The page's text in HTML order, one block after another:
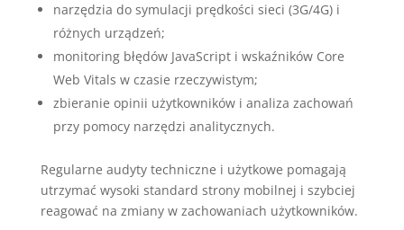
narzędzia do symulacji prędkości sieci (3G/4G) i
różnych urządzeń;
monitoring błędów JavaScript i wskaźników Core
Web Vitals w czasie rzeczywistym;
zbieranie opinii użytkowników i analiza zachowań
przy pomocy narzędzi analitycznych.
Regularne audyty techniczne i użytkowe pomagają
utrzymać wysoki standard strony mobilnej i szybciej
reagować na zmiany w zachowaniach użytkowników.